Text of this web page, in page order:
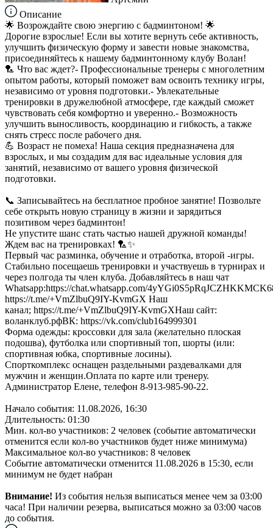
Описание
🌟 Возрождайте свою энергию с бадминтоном! 🌟
Дорогие взрослые! Если вы хотите вернуть себе активность,
улучшить физическую форму и завести новые знакомства,
присоединяйтесь к нашему бадминтонному клубу Волан!
🏸 Что вас ждет?- Профессиональные тренеры с многолетним
опытом работы, который поможет вам освоить технику игры,
независимо от уровня подготовки.- Увлекательные
тренировки в дружелюбной атмосфере, где каждый сможет
чувствовать себя комфортно и уверенно.- Возможность
улучшить выносливость, координацию и гибкость, а также
снять стресс после рабочего дня.
💪 Возраст не помеха! Наша секция предназначена для
взрослых, и мы создадим для вас идеальные условия для
занятий, независимо от вашего уровня физической
подготовки.
📞 Записывайтесь на бесплатное пробное занятие! Позвольте
себе открыть новую страницу в жизни и зарядиться
позитивом через бадминтон!
Не упустите шанс стать частью нашей дружной команды!
Ждем вас на тренировках! 🏸✨
Первый час разминка, обучение и отработка, второй -игры.
Стабильно посещаешь тренировки и участвуешь в турнирах и
через полгода ты член клуба. Добавляйтесь в наш чат
Whatsapp:https://chat.whatsapp.com/
https://t.me/+VmZlbuQ9IY-KvmGX Наш
канал; https://t.me/+VmZlbuQ9IY-KvmGXНаш сайт:
воланклуб.рфВК: https://vk.com/club164999301
Форма одежды: кроссовки для зала (желательно плоская
подошва), футболка или спортивный топ, шорты (или:
спортивная юбка, спортивные лосины).
Спорткомплекс оснащен раздельными раздевалками для
мужчин и женщин.Оплата по карте или тренеру.
Администратор Елене, телефон 8-913-985-90-22.
Начало события: 11.08.2026, 16:30
Длительность: 01:30
Мин. кол-во участников: 2 человек (событие автоматически
отменится если кол-во участников будет ниже минимума)
Максимальное кол-во участников: 8 человек
Событие автоматически отменится 11.08.2026 в 15:30, если
минимум не будет набран
Внимание! Из события нельзя выписаться менее чем за 03:00
часа! При наличии резерва, выписаться можно за 03:00 часов
до события.